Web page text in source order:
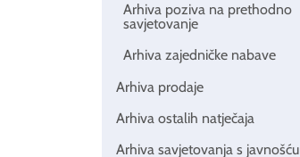
Arhiva poziva na prethodno
savjetovanje
Arhiva zajedničke nabave
Arhiva prodaje
Arhiva ostalih natječaja
Arhiva savjetovanja s javnošću